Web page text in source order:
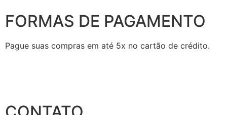
FORMAS DE PAGAMENTO
Pague suas compras em até 5x no cartão de crédito.